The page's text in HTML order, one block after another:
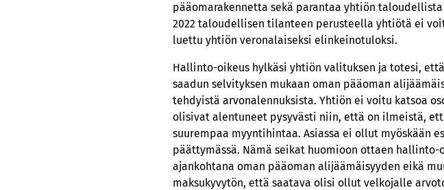
pääomarakennetta sekä parantaa yhtiön
2022 taloudellisen tilanteen perusteella yhtiötä ei
luettu yhtiön veronalaiseksi elinkeinotuloksi.
Hallinto-oikeus hylkäsi yhtiön valituksen ja totesi,
saadun selvityksen mukaan oman pääoman
tehdyistä arvonalennuksista. Yhtiön ei voitu katsoa
olisivat alentuneet pysyvästi niin, että on ilmeistä,
suurempaa myyntihintaa. Asiassa ei ollut
päättymässä. Nämä seikat huomioon ottaen
ajankohtana oman pääoman alijäämäisyyden eikä
maksukyvytön, että saatava olisi ollut velkojalle